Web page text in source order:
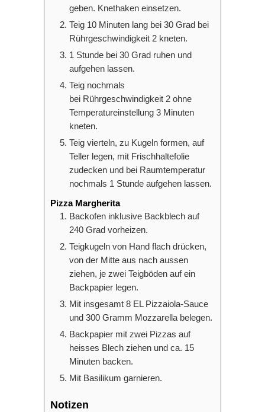
geben. Knethaken einsetzen.
Teig 10 Minuten lang bei 30 Grad bei
Rührgeschwindigkeit 2 kneten.
1 Stunde bei 30 Grad ruhen und
aufgehen lassen.
Teig nochmals
bei Rührgeschwindigkeit 2 ohne
Temperatureinstellung 3 Minuten
kneten.
Teig vierteln, zu Kugeln formen, auf
Teller legen, mit Frischhaltefolie
zudecken und bei Raumtemperatur
nochmals 1 Stunde aufgehen lassen.
Pizza Margherita
Backofen inklusive Backblech auf
240 Grad vorheizen.
Teigkugeln von Hand flach drücken,
von der Mitte aus nach aussen
ziehen, je zwei Teigböden auf ein
Backpapier legen.
Mit insgesamt 8 EL Pizzaiola-Sauce
und 300 Gramm Mozzarella belegen.
Backpapier mit zwei Pizzas auf
heisses Blech ziehen und ca. 15
Minuten backen.
Mit Basilikum garnieren.
Notizen